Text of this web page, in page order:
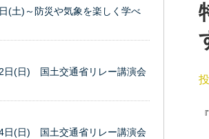
(土)～防災や気象を楽しく学べ
日(日) 国土交通省リレー講演会
日(日) 国土交通省リレー講演会